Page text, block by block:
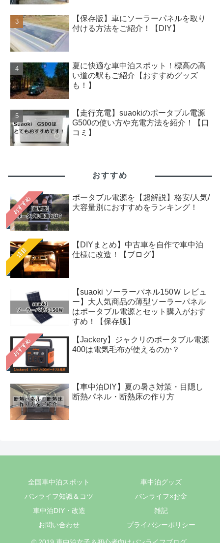
【保存版】車にソーラーパネルを取り
付ける方法をご紹介！【DIY】
夏に快適な車中泊スポット！標高の高
い道の駅もご紹介【おすすめグッズ
も！】
【走行充電】suaokiのポータブル電源
G500の使い方や充電方法を紹介！【口
コミ】
おすすめ
おすすめ
ポータブル電源を【超解説】格安/人気/
大容量別におすすめをランキング！
注目
【DIYまとめ】中古車を自作で車中泊
仕様に改造！【ブログ】
【suaoki ソーラーパネル150Ｗ レビュ
ー】大人気商品の薄型ソーラーパネル
はポータブル電源とセット購入がおす
すめ！【保存版】
おすすめ
【Jackery】ジャクリのポータブル電源
400は電気毛布が使えるのか？
【車中泊DIY】夏の暑さ対策・目隠し
断熱パネル・断熱床の作り方
全国車中泊スポット
車中泊グッズ
バンライフ知識＆コツ
バンライフ×お金
車中泊DIY・改造
雑記
お問い合わせ
プライバシーポリシー